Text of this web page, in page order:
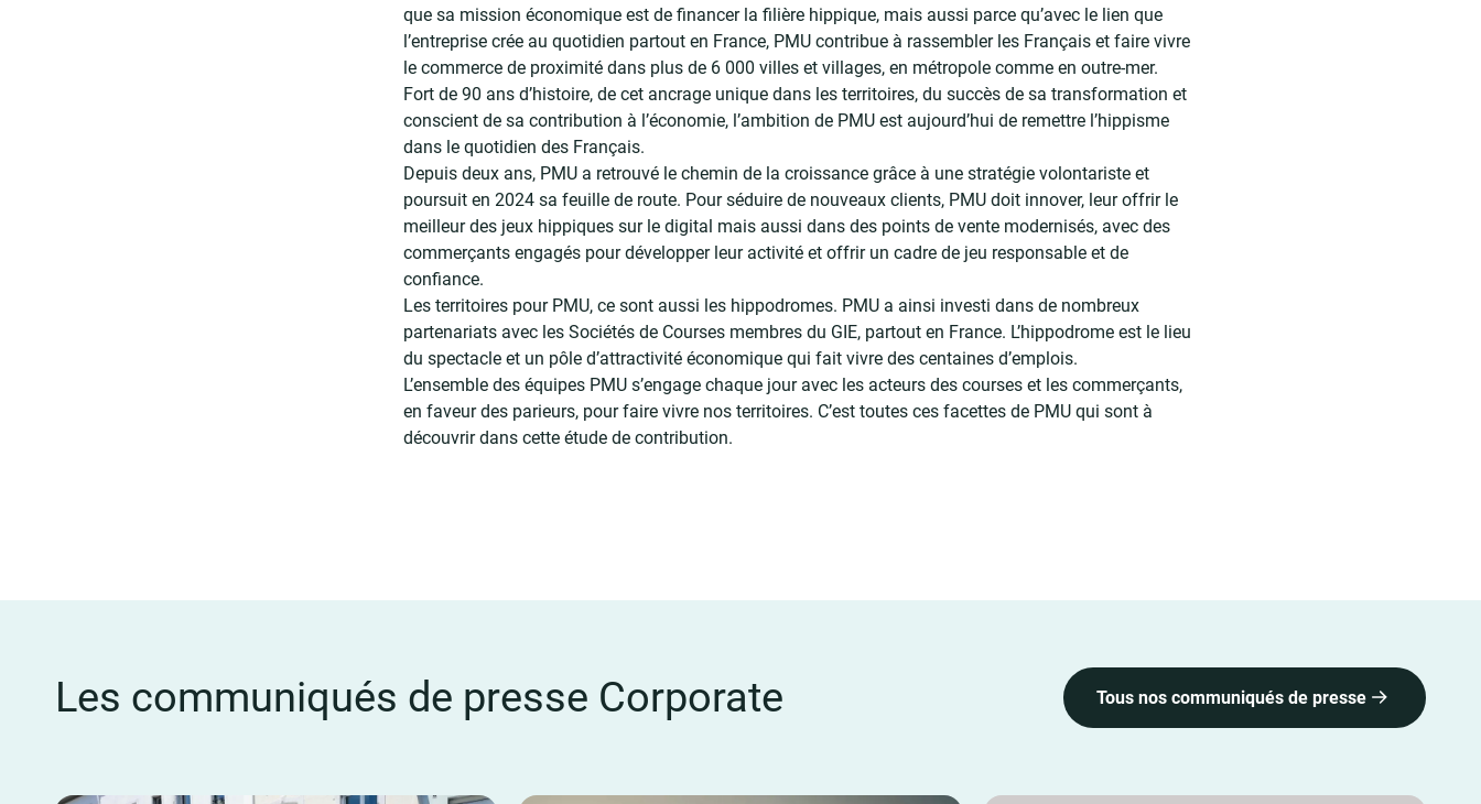
que sa mission économique est de financer la filière hippique, mais aussi parce qu’avec le lien que
l’entreprise crée au quotidien partout en France, PMU contribue à rassembler les Français et faire vivre
le commerce de proximité dans plus de 6 000 villes et villages, en métropole comme en outre-mer.
Fort de 90 ans d’histoire, de cet ancrage unique dans les territoires, du succès de sa transformation et
conscient de sa contribution à l’économie, l’ambition de PMU est aujourd’hui de remettre l’hippisme
dans le quotidien des Français.
Depuis deux ans, PMU a retrouvé le chemin de la croissance grâce à une stratégie volontariste et
poursuit en 2024 sa feuille de route. Pour séduire de nouveaux clients, PMU doit innover, leur offrir le
meilleur des jeux hippiques sur le digital mais aussi dans des points de vente modernisés, avec des
commerçants engagés pour développer leur activité et offrir un cadre de jeu responsable et de
confiance.
Les territoires pour PMU, ce sont aussi les hippodromes. PMU a ainsi investi dans de nombreux
partenariats avec les Sociétés de Courses membres du GIE, partout en France. L’hippodrome est le lieu
du spectacle et un pôle d’attractivité économique qui fait vivre des centaines d’emplois.
L’ensemble des équipes PMU s’engage chaque jour avec les acteurs des courses et les commerçants,
en faveur des parieurs, pour faire vivre nos territoires. C’est toutes ces facettes de PMU qui sont à
découvrir dans cette étude de contribution.
Les communiqués de presse Corporate Tous nos communiqués de presse